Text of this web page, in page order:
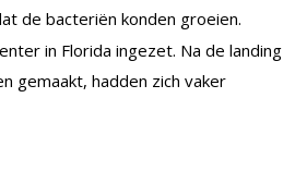
de bacteriën konden groeien.
in Florida ingezet. Na de landing
gemaakt, hadden zich vaker